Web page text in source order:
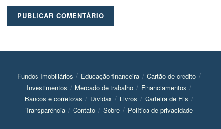
Fundos Imobiliários Educação financeira
Cartão de crédito
Investimentos
Mercado de trabalho
Financiamentos
Bancos e corretoras
Dívidas Livros
Carteira de Fiis
Transparência
Contato Sobre Política de privacidade